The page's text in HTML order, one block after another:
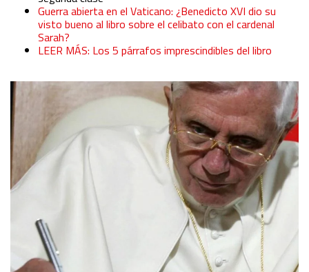
Guerra abierta en el Vaticano: ¿Benedicto XVI dio su
visto bueno al libro sobre el celibato con el cardenal
Sarah?
LEER MÁS: Los 5 párrafos imprescindibles del libro
Use profiles to select personalised content
Measure advertising performance
Measure content performance
Understand audiences through statistics or combinations
of data from different sources
Develop and improve services
Use limited data to select content
IAB Special Features: